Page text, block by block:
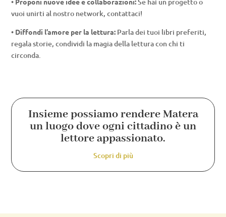
vuoi unirti al nostro network, contattaci!
• Diffondi l’amore per la lettura: Parla dei tuoi libri preferiti,
regala storie, condividi la magia della lettura con chi ti
circonda.
Insieme possiamo rendere Matera
un luogo dove ogni cittadino è un
lettore appassionato.
Scopri di più